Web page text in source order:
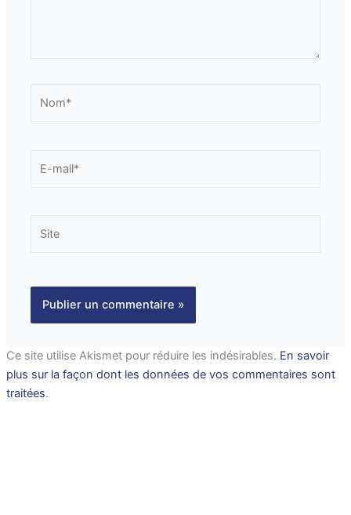
mail*
Ce site utilise Akismet pour réduire les indésirables. En savoir
plus sur la façon dont les données de vos commentaires sont
traitées.